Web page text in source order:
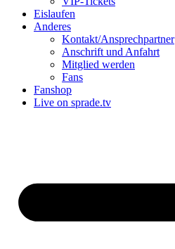
Eislaufen
Anderes
Kontakt/Ansprechpartner
Anschrift und Anfahrt
Mitglied werden
Fans
Fanshop
Live on sprade.tv